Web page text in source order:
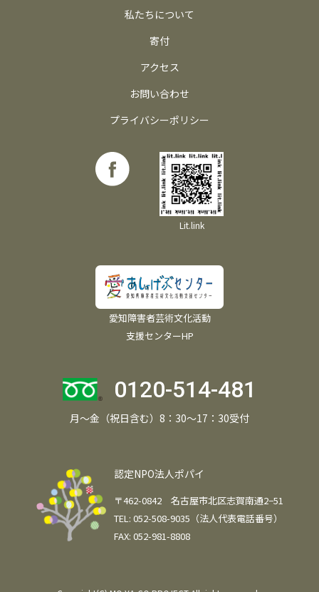
私たちについて
寄付
アクセス
お問い合わせ
プライバシーポリシー
Lit.link
愛知障害者芸術文化活動
支援センターHP
0120-514-481
月～金（祝日含む）8：30～17：30受付
認定NPO法人ポパイ
〒462-0842 名古屋市北区志賀南通2−51
TEL: 052-508-9035（法人代表電話番号）
FAX: 052-981-8808